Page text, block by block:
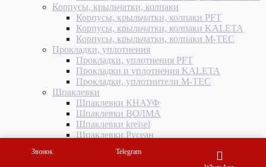
Звонок
Telegram
Корпусы, крыльчатки, колпаки
Корпусы, крыльчатки, колпаки PFT
Корпусы, крыльчатки, колпаки KALETA
Корпусы, крыльчатки, колпаки M-TEC
Прокладки, уплотнения
Прокладки, уплотнения PFT
Прокладки и уплотнения KALETA
Прокладки, уплотнители M-TEC
Шпаклевки
Шпаклевки КНАУФ
Шпаклевки ВОЛМА
Шпаклевки kreisel
Шпаклевки Русеан
Штукатурка Кнауф